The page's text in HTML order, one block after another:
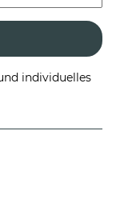
individuelles